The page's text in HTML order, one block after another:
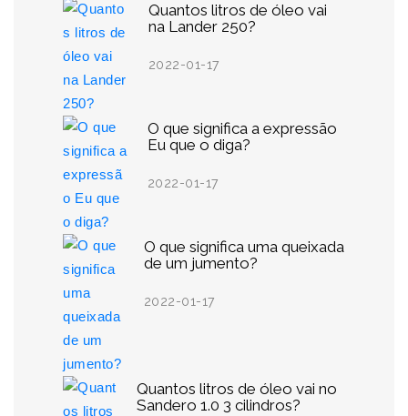
Quantos litros de óleo vai
na Lander 250?
2022-01-17
O que significa a expressão
Eu que o diga?
2022-01-17
O que significa uma queixada
de um jumento?
2022-01-17
Quantos litros de óleo vai no
Sandero 1.0 3 cilindros?